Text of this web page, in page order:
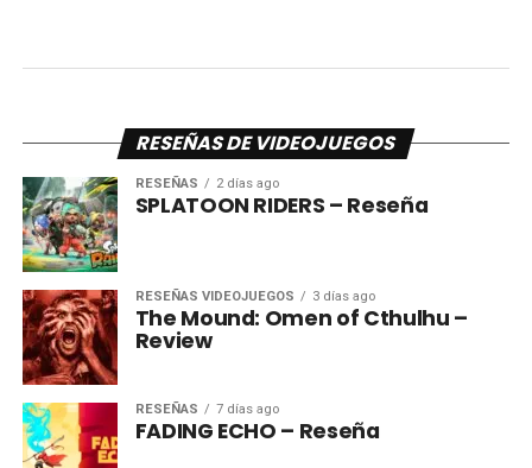
RESEÑAS DE VIDEOJUEGOS
RESEÑAS 2 días ago
SPLATOON RIDERS – Reseña
RESEÑAS VIDEOJUEGOS 3 días ago
The Mound: Omen of Cthulhu –
Review
RESEÑAS 7 días ago
FADING ECHO – Reseña